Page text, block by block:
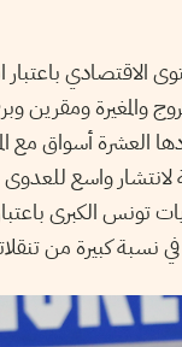
الاقتصادي
10مناطق صناعية بالمروج
العشرة أسواق مع
واسع
الكبرى باعتبار
نسبة كبيرة من